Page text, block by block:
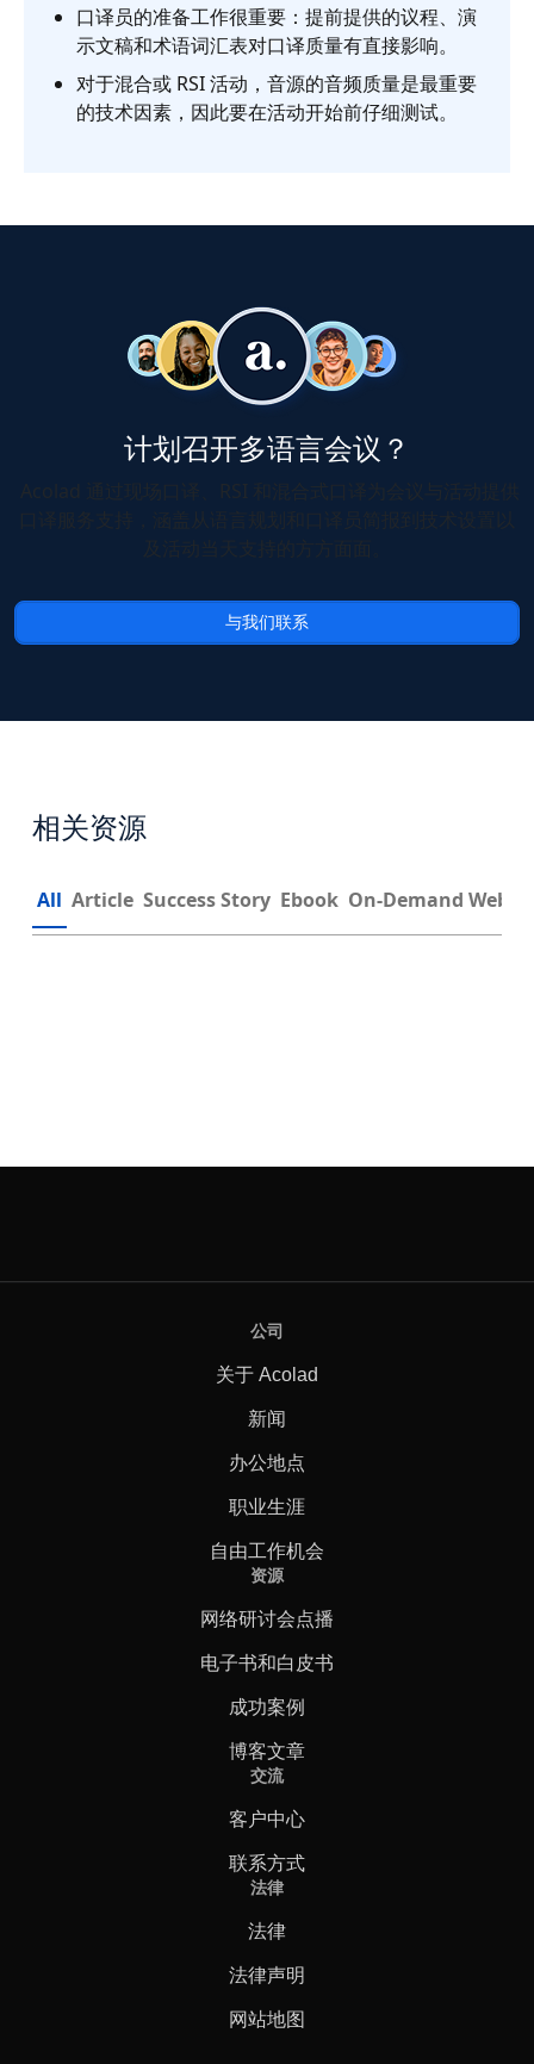
口译员的准备工作很重要：提前提供的议程、演
示文稿和术语词汇表对口译质量有直接影响。
对于混合或 RSI 活动，音源的音频质量是最重要
的技术因素，因此要在活动开始前仔细测试。
计划召开多语言会议？
与我们联系
相关资源
All Article Success Story Ebook On-Demand
公司
关于 Acolad
新闻
办公地点
职业生涯
自由工作机会
资源
网络研讨会点播
电子书和白皮书
成功案例
博客文章
交流
客户中心
联系方式
法律
法律
法律声明
网站地图